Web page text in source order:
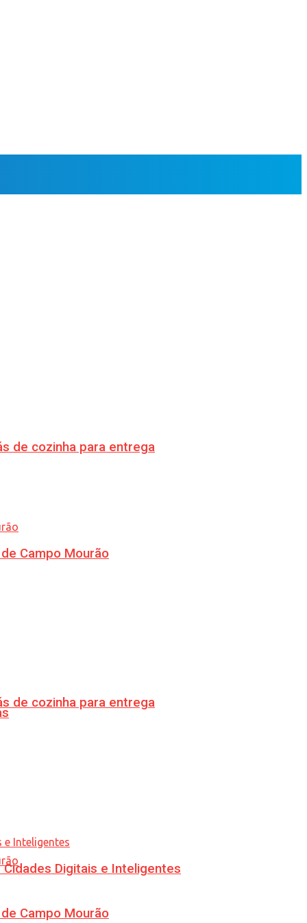
de cozinha para entrega
Campo Mourão
de cozinha para entrega
Campo Mourão
Digitais e Inteligentes